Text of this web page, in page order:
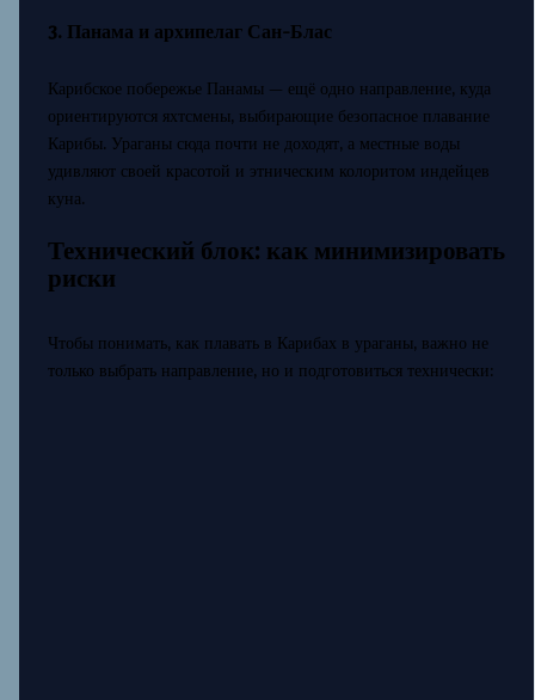
3. Панама и архипелаг Сан-Блас
Карибское побережье Панамы — ещё одно направление, куда
ориентируются яхтсмены, выбирающие безопасное плавание
Карибы. Ураганы сюда почти не доходят, а местные воды
удивляют своей красотой и этническим колоритом индейцев
куна.
Технический блок: как минимизировать
риски
Чтобы понимать, как плавать в Карибах в ураганы, важно не
только выбрать направление, но и подготовиться технически: